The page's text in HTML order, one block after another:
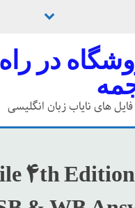
در راه
فایل های نایاب زبان انگلیسی
4th Edition